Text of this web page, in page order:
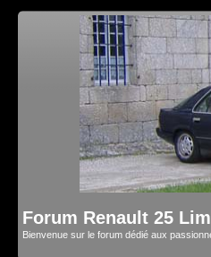
Forum Renault 25
Bienvenue sur le forum dédié aux